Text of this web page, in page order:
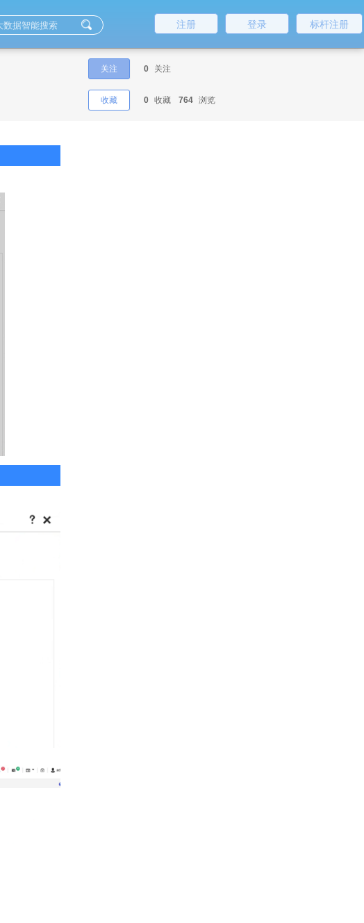
标杆注册
登录
注册
关注 0 关注
收藏 0 收藏 764 浏览